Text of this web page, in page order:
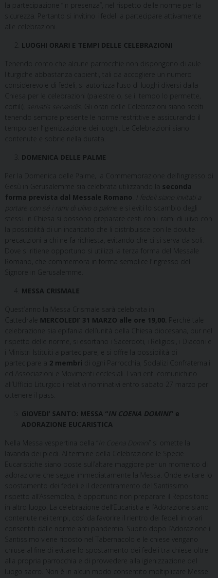
la partecipazione “in presenza”, nel rispetto delle norme per la
sicurezza. Pertanto si invitino i fedeli a partecipare attivamente
alle celebrazioni.
LUOGHI ORARI E TEMPI DELLE CELEBRAZIONI
Tenendo conto che alcune parrocchie non dispongono di aule
liturgiche abbastanza capienti, tali da accogliere un numero
considerevole di fedeli, si autorizza l’uso di luoghi diversi dalla
Chiesa per le celebrazioni (palestre o, se il tempo lo permette,
cortili),
Gli orari delle Celebrazioni siano scelti
tenendo sempre presente le norme restrittive e assicurando il
tempo per l’igienizzazione dei luoghi. Le Celebrazioni siano
contenute e sobrie nella durata.
DOMENICA DELLE PALME
Per la Domenica delle Palme, la Commemorazione dell’ingresso di
Gesù in Gerusalemme sia celebrata utilizzando la seconda
forma prevista dal Messale Romano
e si eviti lo scambio degli
stessi. In Chiesa si possono preparare cesti con i rami di ulivo con
la possibilità di un incaricato che li distribuisce con le dovute
precauzioni a chi ne fa richiesta, evitando che ci si serva da soli.
Dove si ritiene opportuno si utilizzi la terza forma del Messale
Romano, che commemora in forma semplice l’ingresso del
Signore in Gerusalemme.
MESSA CRISMALE
Quest’anno la Messa Crismale sarà celebrata in
Cattedrale MERCOLEDI’ 31 MARZO alle ore 19,00. Perché tale
celebrazione sia epifania dell’unità della Chiesa diocesana, pur nel
rispetto delle norme, si esortano i Sacerdoti, i Religiosi, i Diaconi e
i Ministri Istituiti a partecipare, e si offre la possibilità di
partecipare a 2 membri di ogni Parrocchia, Sodalizi Confraternali
ed Associazioni e Movimenti ecclesiali. I vari enti comunichino
all’Ufficio Liturgico i relativi nominativi entro sabato 27 marzo per
ottenere il pass.
GIOVEDI’ SANTO: MESSA “IN COENA DOMINI” e
ADORAZIONE EUCARISTICA
Nella Messa vespertina della “
” si omette la
lavanda dei piedi. Al termine della Celebrazione le Specie
Eucaristiche siano poste sull’altare maggiore per un momento di
adorazione che segue immediatamente la Messa. Onde evitare lo
spostamento dei fedeli e il decentramento del Santissimo
rispetto all’Assemblea, è opportuno non preparare il Repositorio
in altro luogo. La celebrazione dell’Eucaristia e l’Adorazione siano
contenute nei tempi, così da favorire il rientro dei fedeli in orari
consentiti dalle norme anti pandemia. Subito dopo l’Adorazione il
Santissimo viene riposto nel Tabernacolo e le chiese vengano
chiuse al fine di evitare lo spostamento dei fedeli tra chiese oltre
alla propria parrocchia e di provvedere alla igienizzazione del
luogo sacro. Non è in alcun modo consentito moltiplicare Messe.